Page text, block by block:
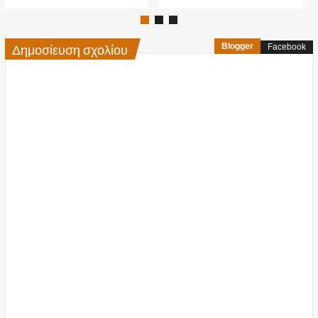
Δημοσίευση σχολίου Blogger Facebook